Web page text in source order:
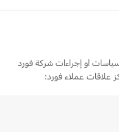
أو إجراءات شركة فورد
علاقات عملاء فورد: